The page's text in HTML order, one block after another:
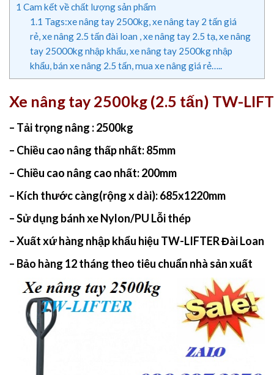
1 Cam kết về chất lượng sản phẩm
1.1 Tags:xe nâng tay 2500kg, xe nâng tay 2 tấn giá
rẻ, xe nâng 2.5 tấn đài loan , xe nâng tay 2.5 tạ, xe nâng
tay 25000kg nhập khẩu, xe nâng tay 2500kg nhập
khẩu, bán xe nâng 2.5 tấn, mua xe nâng giá rẻ…..
Xe nâng tay 2500kg (2.5 tấn) TW-
– Tải trọng nâng : 2500kg
– Chiều cao nâng thấp nhất: 85mm
– Chiều cao nâng cao nhất: 200mm
– Kích thước càng(rộng x dài): 685x1220mm
– Sử dụng bánh xe Nylon/PU Lỗi thép
– Xuất xứ hàng nhập khẩu hiệu TW-LIFTER Đài Loan
– Bảo hàng 12 tháng theo tiêu chuẩn nhà sản xuất